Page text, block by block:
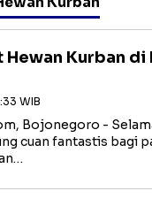
Kurban
WIB
Bojonegoro -
cuan fantastis bagi